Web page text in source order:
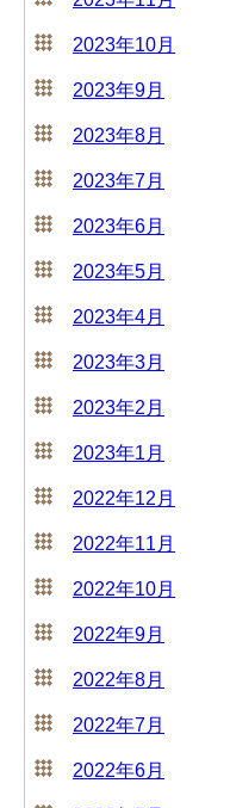
2023年10月
2023年9月
2023年8月
2023年7月
2023年6月
2023年5月
2023年4月
2023年3月
2023年2月
2023年1月
2022年12月
2022年11月
2022年10月
2022年9月
2022年8月
2022年7月
2022年6月